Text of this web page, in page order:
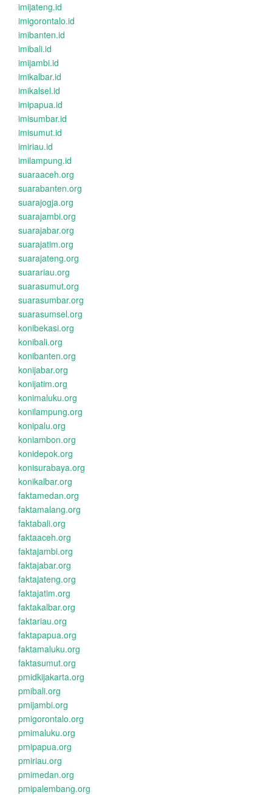
imijateng.id
imigorontalo.id
imibanten.id
imibali.id
imijambi.id
imikalbar.id
imikalsel.id
imipapua.id
imisumbar.id
imisumut.id
imiriau.id
imilampung.id
suaraaceh.org
suarabanten.org
suarajogja.org
suarajambi.org
suarajabar.org
suarajatim.org
suarajateng.org
suarariau.org
suarasumut.org
suarasumbar.org
suarasumsel.org
konibekasi.org
konibali.org
konibanten.org
konijabar.org
konijatim.org
konimaluku.org
konilampung.org
konipalu.org
koniambon.org
konidepok.org
konisurabaya.org
konikalbar.org
faktamedan.org
faktamalang.org
faktabali.org
faktaaceh.org
faktajambi.org
faktajabar.org
faktajateng.org
faktajatim.org
faktakalbar.org
faktariau.org
faktapapua.org
faktamaluku.org
faktasumut.org
pmidkijakarta.org
pmibali.org
pmijambi.org
pmigorontalo.org
pmimaluku.org
pmipapua.org
pmiriau.org
pmimedan.org
pmipalembang.org